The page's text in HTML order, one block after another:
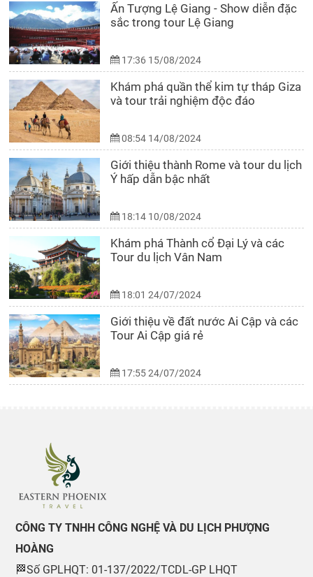
Ấn Tượng Lệ Giang - Show diễn đặc
sắc trong tour Lệ Giang
17:36 15/08/2024
Khám phá quần thể kim tự tháp Giza
và tour trải nghiệm độc đáo
08:54 14/08/2024
Giới thiệu thành Rome và tour du lịch
Ý hấp dẫn bậc nhất
18:14 10/08/2024
Khám phá Thành cổ Đại Lý và các
Tour du lịch Vân Nam
18:01 24/07/2024
Giới thiệu về đất nước Ai Cập và các
Tour Ai Cập giá rẻ
17:55 24/07/2024
CÔNG TY TNHH CÔNG NGHỆ VÀ DU LỊCH PHƯỢNG
HOÀNG
🏁Số GPLHQT: 01-137/2022/TCDL-GP LHQT